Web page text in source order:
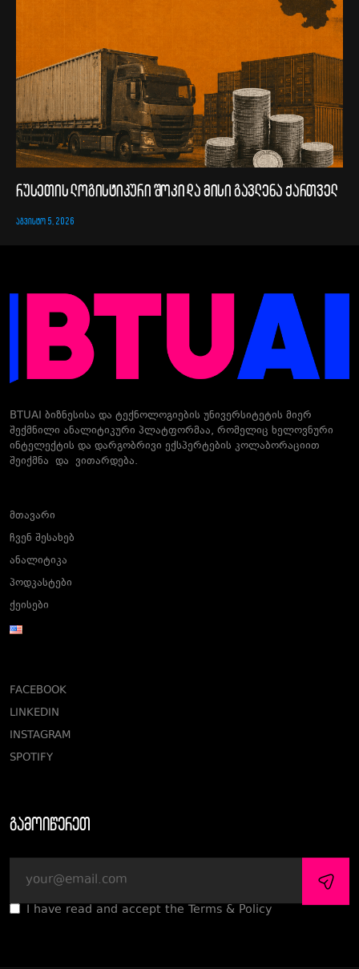
რუსეთის ლოგისტიკური შოკი და მისი გავლენა ქართველ
ᲐᲒᲕᲘᲡᲢᲝ 5, 2026
BTUAI ბიზნესისა და ტექნოლოგიების უნივერსიტეტის მიერ
შექმნილი ანალიტიკური პლატფორმაა, რომელიც ხელოვნური
ინტელექტის და დარგობრივი ექსპერტების კოლაბორაციით
შეიქმნა და ვითარდება.
მთავარი
ჩვენ შესახებ
ანალიტიკა
პოდკასტები
ქეისები
FACEBOOK
LINKEDIN
INSTAGRAM
SPOTIFY
გამოიწერეთ
I have read and accept the Terms & Policy